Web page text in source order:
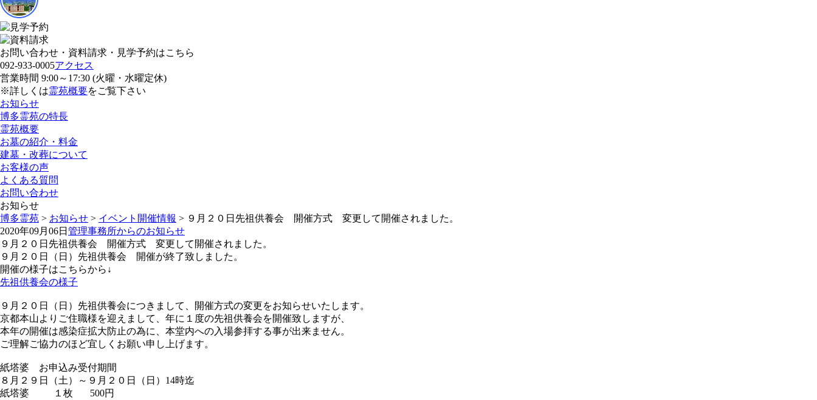
お問い合わせ・資料請求・見学予約はこちら
092-933-0005アクセス
営業時間 9:00～17:30 (火曜・水曜定休)
※詳しくは霊苑概要をご覧下さい
お知らせ
博多霊苑の特長
霊苑概要
お墓の紹介・料金
建墓・改葬について
お客様の声
よくある質問
お問い合わせ
お知らせ
博多霊苑 > お知らせ > イベント開催情報 > ９月２０日先祖供養会 開催方式 変更して開催されました。
2020年09月06日 管理事務所からのお知らせ
９月２０日先祖供養会 開催方式 変更して開催されました。
９月２０日（日）先祖供養会 開催が終了致しました。
開催の様子はこちらから↓
先祖供養会の様子
９月２０日（日）先祖供養会につきまして、開催方式の変更をお知らせいたします。
京都本山よりご住職様を迎えまして、年に１度の先祖供養会を開催致しますが、
本年の開催は感染症拡大防止の為に、 本堂内への入場参拝する事が出来ません。
ご理解ご協力のほど宜しくお願い申し上げます。
紙塔婆 お申込み受付期間
８月２９日（土）～９月２０日（日）14時迄
紙塔婆 １枚 500円